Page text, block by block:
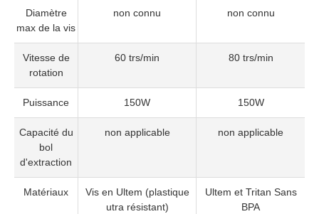
Diamètre
max de la vis
non connu non connu
Vitesse de
rotation
60 trs/min 80 trs/min
Puissance 150W 150W
Capacité du
bol
d'extraction
non applicable non applicable
Matériaux
Vis en Ultem (plastique
utra résistant)
Ultem et Tritan Sans
BPA